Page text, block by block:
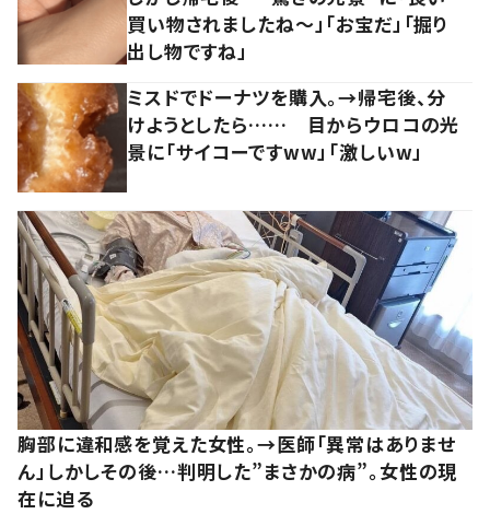
買い物されましたね～」「お宝だ」「掘り
出し物ですね」
ミスドでドーナツを購入。→帰宅後、分
けようとしたら…… 目からウロコの光
景に「サイコーですww」「激しいw」
胸部に違和感を覚えた女性。→医師「異常はありませ
ん」しかしその後…判明した”まさかの病”。女性の現
在に迫る